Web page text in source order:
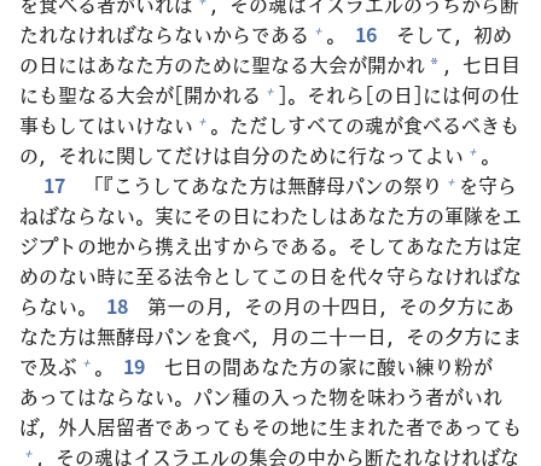
たれなければならないからである + 。 16 そして， 初め
の日にはあなた方のために聖なる大会が開かれ * ， 七日目
にも聖なる大会が[開かれる + ]。それら[の日]には何の仕
事もしてはいけない + 。ただしすべての魂が食べるべきも
の，それに関してだけは自分のために行なってよい + 。
17
「『こうしてあなた方は無酵母パンの祭り + を守ら
ねばならない。 実にその日にわたしはあなた方の軍隊をエ
ジプトの地から携え出すからである。そしてあなた方は定
めのない時に至る法令としてこの日を代々守らなければな
らない。
18 第一の月 ，その月の十四日，その夕方にあ
なた方は無酵母パンを食べ， 月の二十一日，その夕方にま
で及ぶ + 。 19 七日の間あなた方の家に酸い練り粉が
あってはならない。パン種の入った物を味わう者がいれ
ば， 外人居留者であってもその地に生まれた者であっても
+ ，その魂はイスラエルの集会の中から断たれなければな